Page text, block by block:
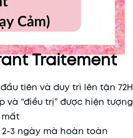
Traitement
tiên và duy trì lên tận 72H
“điều trị” được hiện tượng
mất
3 ngày mà hoàn toàn